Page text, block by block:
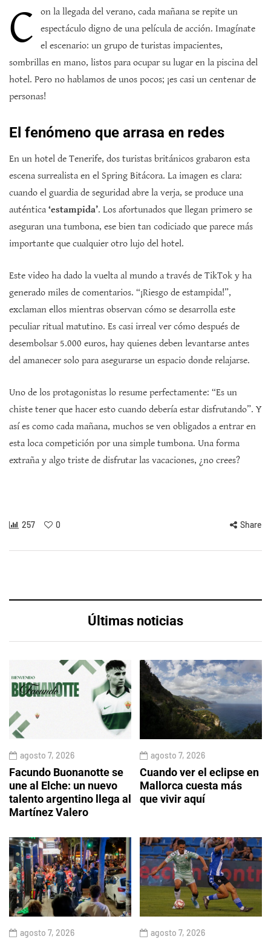
C
on la llegada del verano, cada mañana se repite un
espectáculo digno de una película de acción. Imagínate
el escenario: un grupo de turistas impacientes,
sombrillas en mano, listos para ocupar su lugar en la piscina del
hotel. Pero no hablamos de unos pocos; ¡es casi un centenar de
personas!
El fenómeno que arrasa en redes
En un hotel de Tenerife, dos turistas británicos grabaron esta
escena surrealista en el Spring Bitácora. La imagen es clara:
cuando el guardia de seguridad abre la verja, se produce una
auténtica ‘estampida’. Los afortunados que llegan primero se
aseguran una tumbona, ese bien tan codiciado que parece más
importante que cualquier otro lujo del hotel.
Este video ha dado la vuelta al mundo a través de TikTok y ha
generado miles de comentarios. “¡Riesgo de estampida!”,
exclaman ellos mientras observan cómo se desarrolla este
peculiar ritual matutino. Es casi irreal ver cómo después de
desembolsar 5.000 euros, hay quienes deben levantarse antes
del amanecer solo para asegurarse un espacio donde relajarse.
Uno de los protagonistas lo resume perfectamente: “Es un
chiste tener que hacer esto cuando debería estar disfrutando”. Y
así es como cada mañana, muchos se ven obligados a entrar en
esta loca competición por una simple tumbona. Una forma
extraña y algo triste de disfrutar las vacaciones, ¿no crees?
257 0 Share
Últimas noticias
agosto 7, 2026
Facundo Buonanotte se
une al Elche: un nuevo
talento argentino llega al
Martínez Valero
agosto 7, 2026
Cuando ver el eclipse en
Mallorca cuesta más
que vivir aquí
agosto 7, 2026 agosto 7, 2026